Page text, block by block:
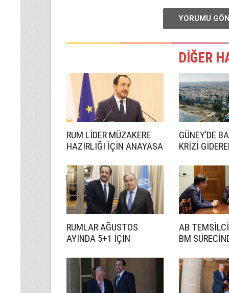
YORUMU
DİĞER
RUM LİDER MÜZAKERE
HAZIRLIĞI İÇİN ANAYASA
GÜNEY’DE
KRİZİ
RUMLAR AĞUSTOS
AYINDA 5+1 İÇİN
AB
BM
İSTİYORUZ